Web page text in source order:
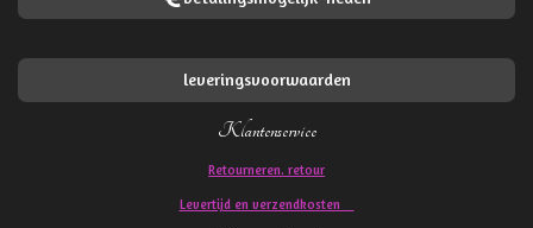
leveringsvoorwaarden
Klantenservice
Retourneren. retour
Levertijd en verzendkosten